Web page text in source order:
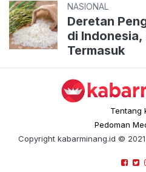
NASIONAL
Deretan
di
Termasuk
Tentang
Pedoman
Copyright kabarminang.id ©